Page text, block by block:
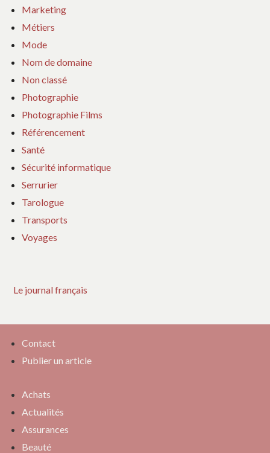
Marketing
Métiers
Mode
Nom de domaine
Non classé
Photographie
Photographie Films
Référencement
Santé
Sécurité informatique
Serrurier
Tarologue
Transports
Voyages
Le journal français
Contact
Publier un article
Achats
Actualités
Assurances
Beauté